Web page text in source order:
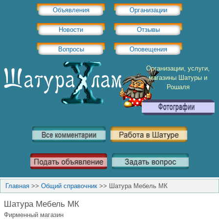
Объявления Организации
Новости Отзывы
Вопросы Оповещения
Организации, услуги,
магазины Шатуры и
Рошаля
Главная >> Общий справочник >> Шатура Мебель МК
Шатура Мебель МК
Фирменный магазин